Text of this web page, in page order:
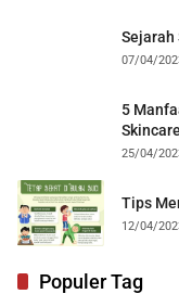
Sejarah
07/04/
5
25/04/
Tips
12/04/
Populer Tag